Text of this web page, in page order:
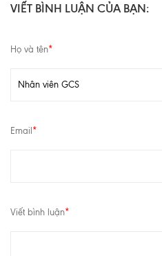
VIẾT BÌNH LUẬN CỦA BẠN:
Họ và tên*
Email *
Viết bình luận*